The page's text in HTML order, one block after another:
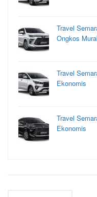
Travel
Ongkos
Travel
Ekonomis
Travel
Ekonomis